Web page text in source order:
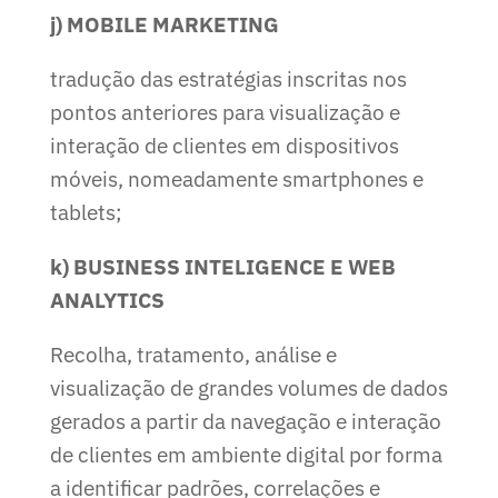
j) MOBILE MARKETING
tradução das estratégias inscritas nos
pontos anteriores para visualização e
interação de clientes em dispositivos
móveis, nomeadamente smartphones e
tablets;
k) BUSINESS INTELIGENCE E WEB
ANALYTICS
Recolha, tratamento, análise e
visualização de grandes volumes de dados
gerados a partir da navegação e interação
de clientes em ambiente digital por forma
a identificar padrões, correlações e